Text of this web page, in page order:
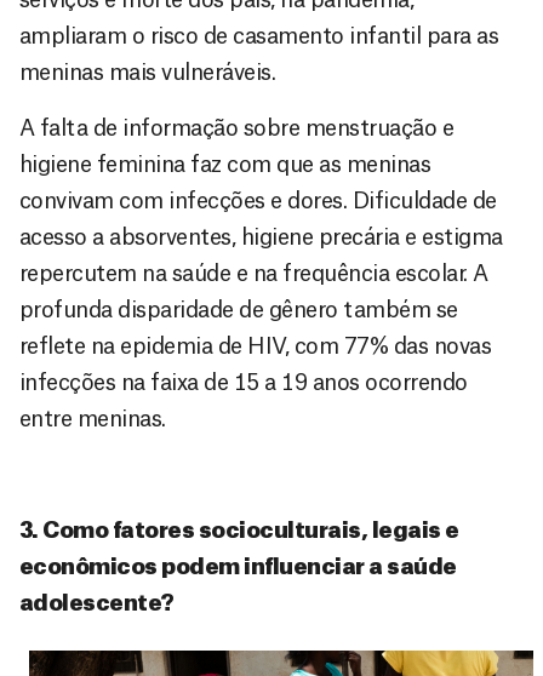
ampliaram o risco de casamento infantil para as
meninas mais vulneráveis.
A falta de informação sobre menstruação e
higiene feminina faz com que as meninas
convivam com infecções e dores. Dificuldade de
acesso a absorventes, higiene precária e estigma
repercutem na saúde e na frequência escolar. A
profunda disparidade de gênero também se
reflete na epidemia de HIV, com 77% das novas
infecções na faixa de 15 a 19 anos ocorrendo
entre meninas.
3. Como fatores socioculturais, legais e
econômicos podem influenciar a saúde
adolescente?